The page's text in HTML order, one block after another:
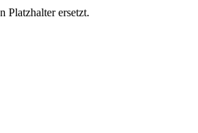
Platzhalter ersetzt.